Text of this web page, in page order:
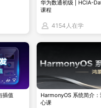
部分表述偏差已修正：
则（ 仅限续证）：
美元（约 1450 元），HCIP
元）、物联网方向 1 门 300
试 300 美元 + 实验 8000 元；
续证（非首次考证）
完成华为官方授权培训（如博
华为数通初级 | HCIA-
课程
4154人在学
插值
HarmonyOS 系统简介
心课